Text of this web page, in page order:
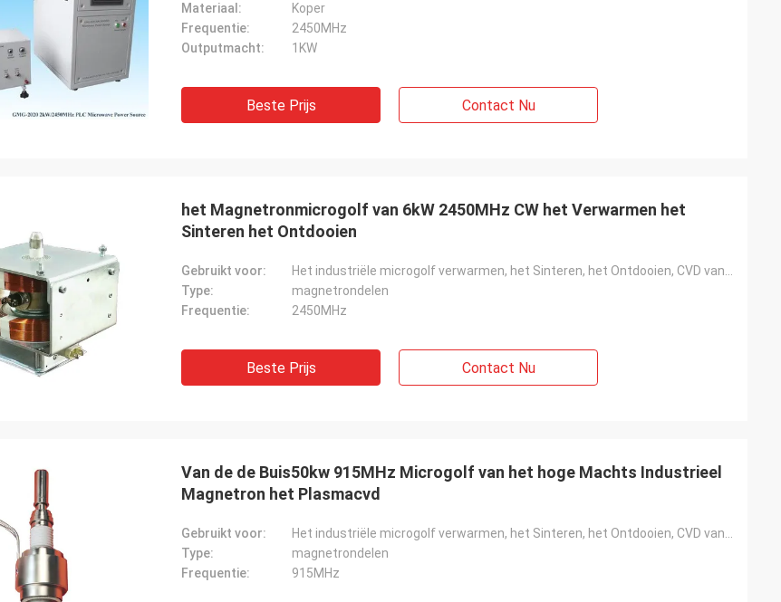
Materiaal:
Koper
Frequentie:
2450MHz
Outputmacht:
1KW
Beste Prijs Contact Nu
het Magnetronmicrogolf van 6kW 2450MHz CW het Verwarmen het
Sinteren het Ontdooien
Gebruikt voor:
Type:
magnetrondelen
Frequentie:
2450MHz
Beste Prijs Contact Nu
Van de de Buis50kw 915MHz Microgolf van het hoge Machts Industrieel
Magnetron het Plasmacvd
Gebruikt voor:
Type:
magnetrondelen
Frequentie:
915MHz